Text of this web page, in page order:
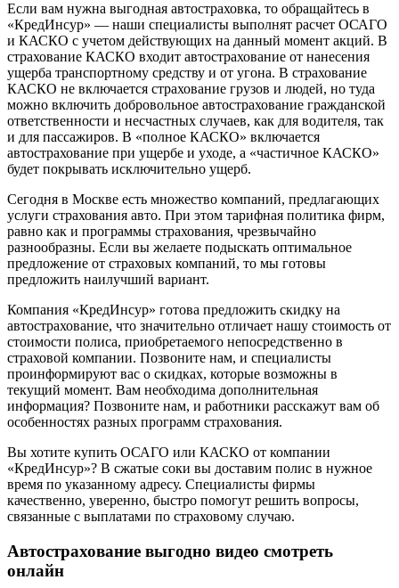
Если вам нужна выгодная автостраховка, то обращайтесь в
«КредИнсур» — наши специалисты выполнят расчет ОСАГО
и КАСКО с учетом действующих на данный момент акций. В
страхование КАСКО входит автострахование от нанесения
ущерба транспортному средству и от угона. В страхование
КАСКО не включается страхование грузов и людей, но туда
можно включить добровольное автострахование гражданской
ответственности и несчастных случаев, как для водителя, так
и для пассажиров. В «полное КАСКО» включается
автострахование при ущербе и уходе, а «частичное КАСКО»
будет покрывать исключительно ущерб.
Сегодня в Москве есть множество компаний, предлагающих
услуги страхования авто. При этом тарифная политика фирм,
равно как и программы страхования, чрезвычайно
разнообразны. Если вы желаете подыскать оптимальное
предложение от страховых компаний, то мы готовы
предложить наилучший вариант.
Компания «КредИнсур» готова предложить скидку на
автострахование, что значительно отличает нашу стоимость от
стоимости полиса, приобретаемого непосредственно в
страховой компании. Позвоните нам, и специалисты
проинформируют вас о скидках, которые возможны в
текущий момент. Вам необходима дополнительная
информация? Позвоните нам, и работники расскажут вам об
особенностях разных программ страхования.
Вы хотите купить ОСАГО или КАСКО от компании
«КредИнсур»? В сжатые соки вы доставим полис в нужное
время по указанному адресу. Специалисты фирмы
качественно, уверенно, быстро помогут решить вопросы,
связанные с выплатами по страховому случаю.
Автострахование выгодно видео смотреть
онлайн